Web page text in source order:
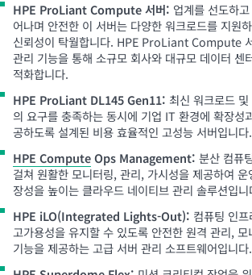
HPE ProLiant Compute 서버: 업계를 선도하
어나며 안전한 이 서버는 다양한 워크로드를 지원
신뢰성이 탁월합니다. HPE ProLiant Compute
관리 기능을 통해 소규모 회사와 대규모 데이터 센
적화합니다.
HPE ProLiant DL145 Gen11: 최신 워크로드
의 요구를 충족하는 동시에 기업 IT 환경에 확장성
공하도록 설계된 비용 효율적인 고성능 서버입니다.
HPE ComputeOps Management: 분산 컴퓨
걸쳐 원활한 모니터링, 관리, 가시성을 제공하여
장성을 높이는 클라우드 네이티브 관리 솔루션입니
HPE iLO(Integrated Lights-Out): 컴퓨팅 인
고가용성을 유지할 수 있도록 안전한 원격 관리, 모
기능을 제공하는 고급 서버 관리 소프트웨어입니다.